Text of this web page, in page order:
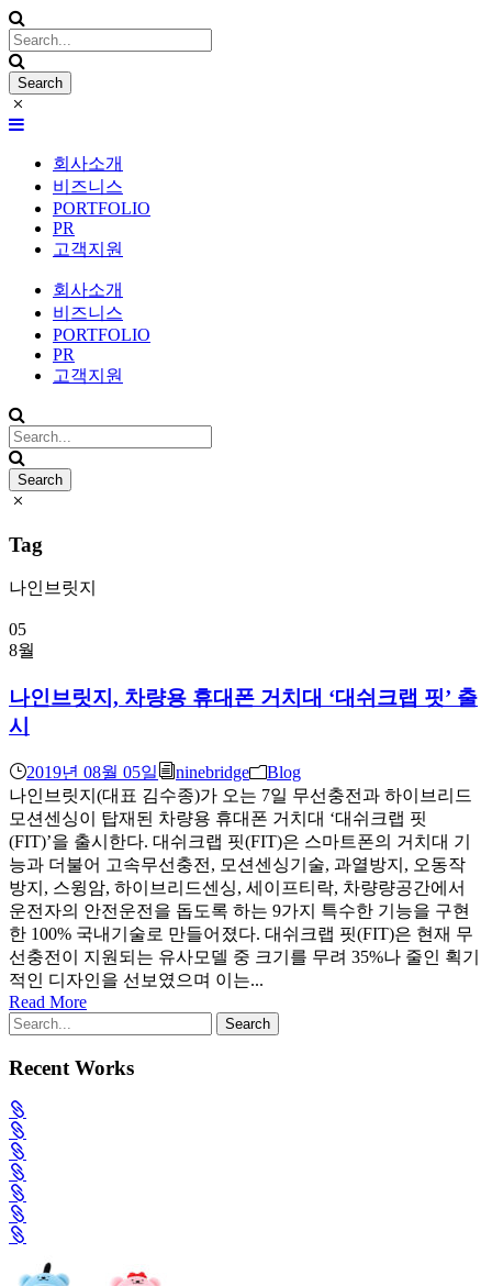
회사소개
비즈니스
PORTFOLIO
PR
고객지원
회사소개
비즈니스
PORTFOLIO
PR
고객지원
Tag
나인브릿지
05
8월
나인브릿지, 차량용 휴대폰 거치대 ‘대쉬크랩 핏’ 출
시
2019년 08월 05일 ninebridge
Blog
나인브릿지(대표 김수종)가 오는 7일 무선충전과 하이브리드
모션센싱이 탑재된 차량용 휴대폰 거치대 ‘대쉬크랩 핏
(FIT)’을 출시한다. 대쉬크랩 핏(FIT)은 스마트폰의 거치대 기
능과 더불어 고속무선충전, 모션센싱기술, 과열방지, 오동작
방지, 스윙암, 하이브리드센싱, 세이프티락, 차량량공간에서
운전자의 안전운전을 돕도록 하는 9가지 특수한 기능을 구현
한 100% 국내기술로 만들어졌다. 대쉬크랩 핏(FIT)은 현재 무
선충전이 지원되는 유사모델 중 크기를 무려 35%나 줄인 획기
적인 디자인을 선보였으며 이는...
Read More
Recent Works